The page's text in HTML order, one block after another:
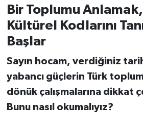
Bir Toplumu
Kültürel Kodlarını
Başlar
Sayın hocam, verdiğiniz
yabancı güçlerin Türk
dönük çalışmalarına dikkat
Bunu nasıl okumalıyız?